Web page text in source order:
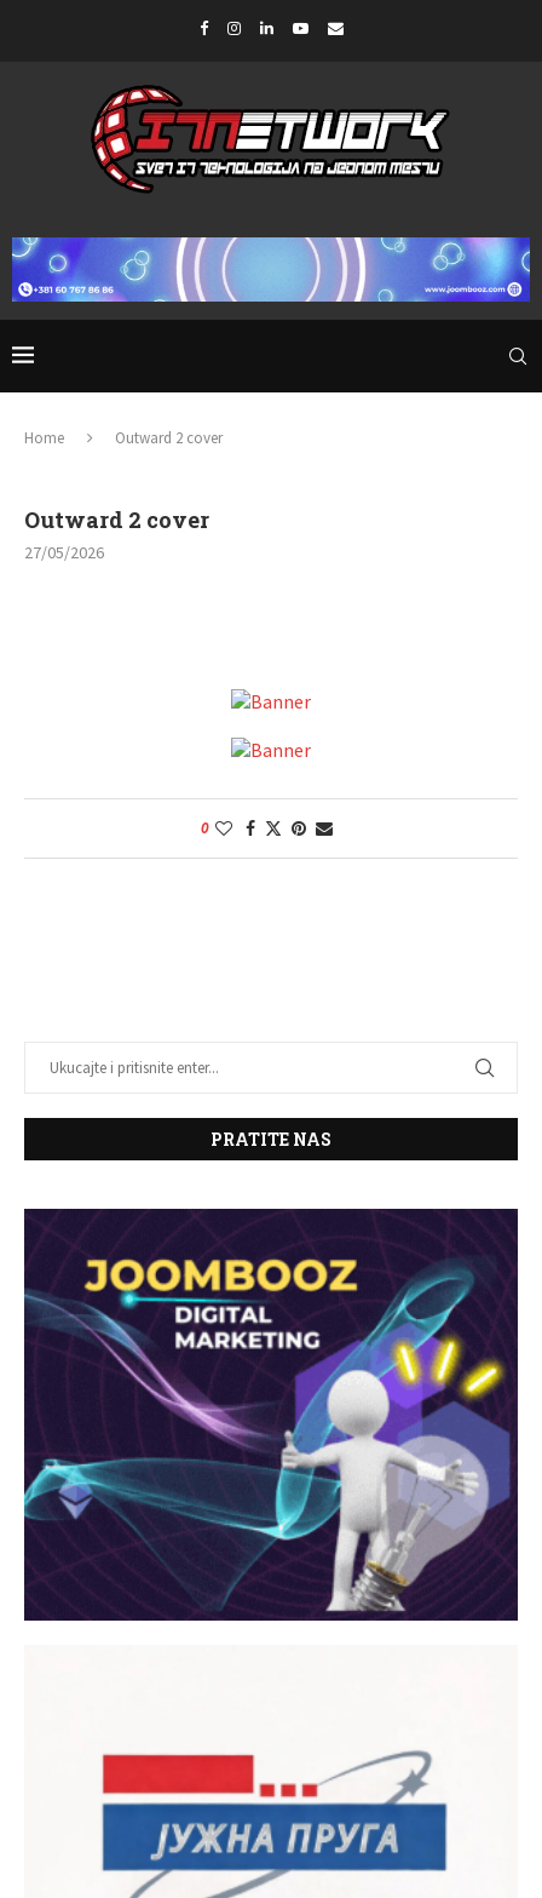
Home Outward 2 cover
Outward 2 cover
27/05/2026
0
PRATITE NAS